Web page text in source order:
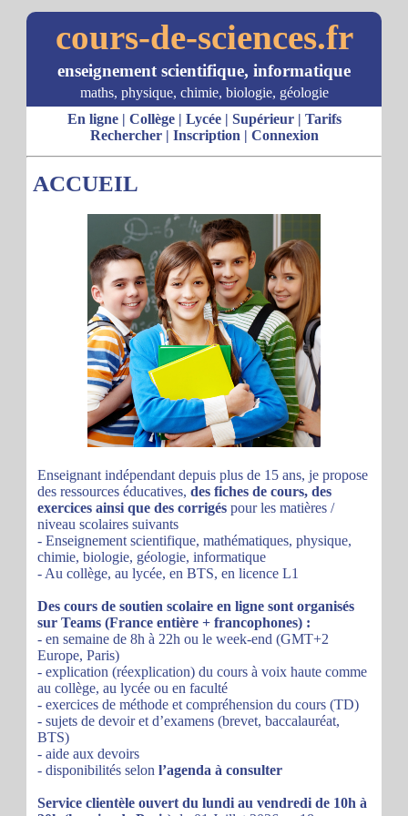
cours-de-sciences.fr
enseignement scientifique, informatique
maths, physique, chimie, biologie, géologie
En ligne| Collège| Lycée| Supérieur| Tarifs
Rechercher| Inscription | Connexion
ACCUEIL
Enseignant indépendant depuis plus de 15 ans, je propose
des ressources éducatives, des fiches de cours, des
exercices ainsi que des corrigés pour les matières /
niveau scolaires suivants
- Enseignement scientifique, mathématiques, physique,
chimie, biologie, géologie, informatique
- Au collège, au lycée, en BTS, en licence L1
Des cours de soutien scolaire en ligne sont organisés
sur Teams (France entière + francophones) :
- en semaine de 8h à 22h ou le week-end (GMT+2
Europe, Paris)
- explication (réexplication) du cours à voix haute comme
au collège, au lycée ou en faculté
- exercices de méthode et compréhension du cours (TD)
- sujets de devoir et d’examens (brevet, baccalauréat,
BTS)
- aide aux devoirs
- disponibilités selon l’agenda à consulter
Service clientèle ouvert du lundi au vendredi de 10h à